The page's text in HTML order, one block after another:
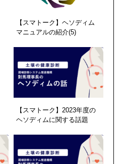
【スマトーク】ヘソディム
マニュアルの紹介(5)
【スマトーク】2023年度の
ヘソディムに関する話題